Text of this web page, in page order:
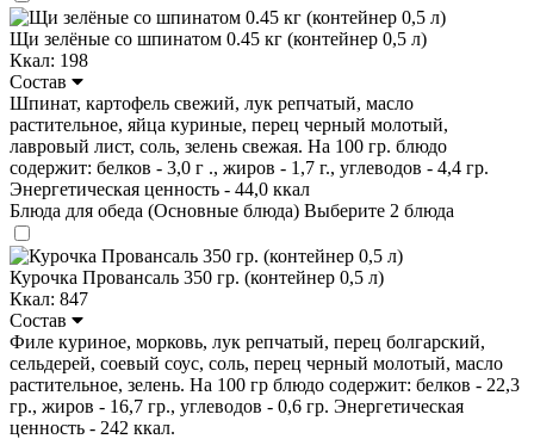
Щи зелёные со шпинатом 0.45 кг (контейнер 0,5 л)
Ккал: 198
Состав
Шпинат, картофель свежий, лук репчатый, масло
растительное, яйца куриные, перец черный молотый,
лавровый лист, соль, зелень свежая. На 100 гр. блюдо
содержит: белков - 3,0 г ., жиров - 1,7 г., углеводов - 4,4 гр.
Энергетическая ценность - 44,0 ккал
Блюда для обеда (Основные блюда) Выберите 2 блюда
Курочка Провансаль 350 гр. (контейнер 0,5 л)
Ккал: 847
Состав
Филе куриное, морковь, лук репчатый, перец болгарский,
сельдерей, соевый соус, соль, перец черный молотый, масло
растительное, зелень. На 100 гр блюдо содержит: белков - 22,3
гр., жиров - 16,7 гр., углеводов - 0,6 гр. Энергетическая
ценность - 242 ккал.